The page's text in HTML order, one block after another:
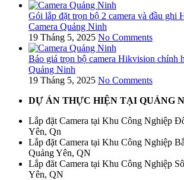
Gói lắp đặt trọn bộ 2 camera và đầu ghi
Camera Quảng Ninh
19 Tháng 5, 2025 No Comments
Báo giá trọn bộ camera Hikvision chính
Quảng Ninh
19 Tháng 5, 2025 No Comments
DỰ ÁN THỰC HIỆN TẠI QUẢNG
Lắp đặt Camera tại Khu Công Nghiệp
Yên, Qn
Lắp đặt Camera tại Khu Công Nghiệp
Quảng Yên, QN
Lắp đăt Camera tại Khu Công Nghiệp
Yên, QN